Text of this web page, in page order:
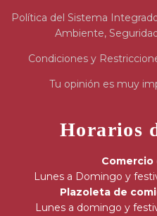
Política del Sistema
Ambiente,
Condiciones y
Tu opinión es muy
Horarios
Comercio
Lunes a Domingo y
Plazoleta de
Lunes a domingo y